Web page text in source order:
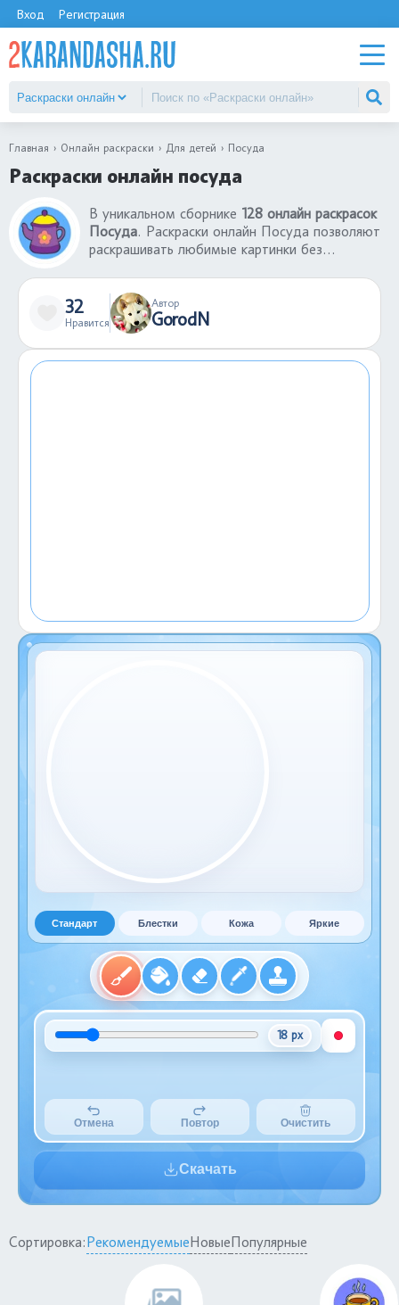
Вход Регистрация
Главная Онлайн раскраски Для детей Посуда
Раскраски онлайн посуда
В уникальном сборнике 128 онлайн раскрасок
Посуда. Раскраски онлайн Посуда позволяют
раскрашивать любимые картинки без
здесь и сейчас. Большой выбор раскрасок
онлайн Посуда понравятся детям любого
возраста. Можно экспериментировать,
Стандарт Блестки Кожа Яркие
18 px
Отмена Повтор Очистить
Скачать
32
Нравится
Автор
GorodN
Сортировка:РекомендуемыеНовыеПопулярные